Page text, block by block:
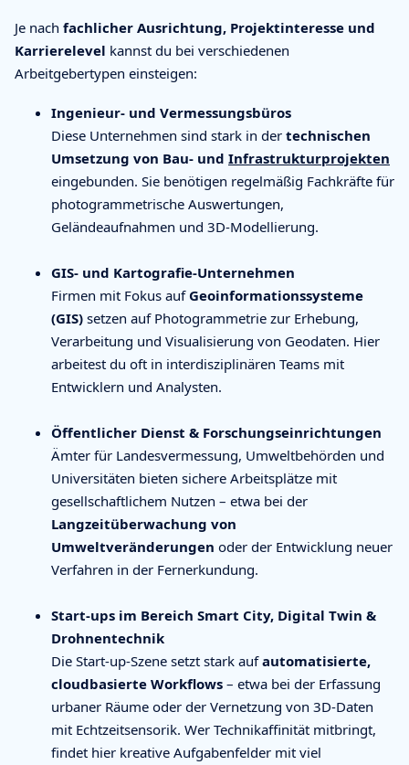
Je nach fachlicher Ausrichtung, Projektinteresse und
Karrierelevel kannst du bei verschiedenen
Arbeitgebertypen einsteigen:
Ingenieur- und Vermessungsbüros
Diese Unternehmen sind stark in der technischen
Umsetzung von Bau- und Infrastrukturprojekten
eingebunden. Sie benötigen regelmäßig Fachkräfte für
photogrammetrische Auswertungen,
Geländeaufnahmen und 3D-Modellierung.
GIS- und Kartografie-Unternehmen
Firmen mit Fokus auf Geoinformationssysteme
(GIS) setzen auf Photogrammetrie zur Erhebung,
Verarbeitung und Visualisierung von Geodaten. Hier
arbeitest du oft in interdisziplinären Teams mit
Entwicklern und Analysten.
Öffentlicher Dienst & Forschungseinrichtungen
Ämter für Landesvermessung, Umweltbehörden und
Universitäten bieten sichere Arbeitsplätze mit
gesellschaftlichem Nutzen – etwa bei der
Langzeitüberwachung von
Umweltveränderungen oder der Entwicklung neuer
Verfahren in der Fernerkundung.
Start-ups im Bereich Smart City, Digital Twin &
Drohnentechnik
Die Start-up-Szene setzt stark aufautomatisierte,
cloudbasierte Workflows – etwa bei der Erfassung
urbaner Räume oder der Vernetzung von 3D-Daten
mit Echtzeitsensorik. Wer Technikaffinität mitbringt,
findet hier kreative Aufgabenfelder mit viel